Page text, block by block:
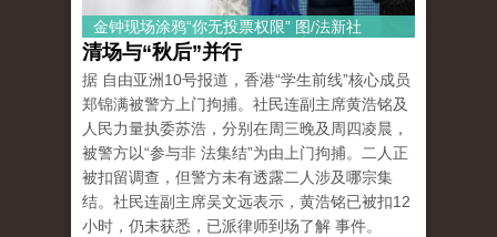
金钟现场涂鸦“你无投票权限” 图/法新社
清场与“秋后”并行
据 自由亚洲10号报道，香港“学生前线”核心成员
郑锦满被警方上门拘捕。社民连副主席黄浩铭及
人民力量执委苏浩，分别在周三晚及周四凌晨，
被警方以“参与非 法集结”为由上门拘捕。二人正
被扣留调查，但警方未有透露二人涉及哪宗集
结。社民连副主席吴文远表示，黄浩铭已被扣12
小时，仍未获悉，已派律师到场了解 事件。